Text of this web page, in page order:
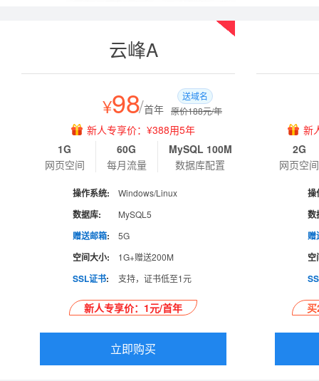
云峰A
¥98/首年
送域名
原价188元/年
新人专享价：¥388用5年
1G
网页空间
60G
每月流量
MySQL 100M
数据库配置
操作系统: Windows/Linux
数据库: MySQL5
赠送邮箱: 5G
空间大小: 1G+赠送200M
SSL证书: 支持，证书低至1元
新人专享价：1元/首年
立即购买
新
2G
网页空间
操
数
赠
空